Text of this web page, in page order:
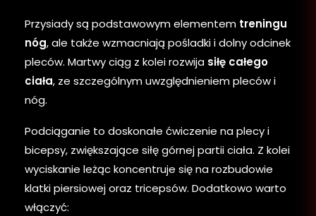
Przysiady są podstawowym elementem treningu
nóg, ale także wzmacniają pośladki i dolny odcinek
pleców. Martwy ciąg z kolei rozwija siłę całego
ciała, ze szczególnym uwzględnieniem pleców i
nóg.
Podciąganie to doskonałe ćwiczenie na plecy i
bicepsy, zwiększające siłę górnej partii ciała. Z kolei
wyciskanie leżąc koncentruje się na rozbudowie
klatki piersiowej oraz tricepsów. Dodatkowo warto
włączyć: